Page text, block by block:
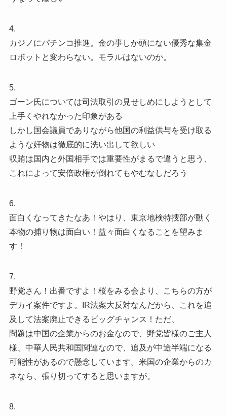
4.
カジノにパチンコ推進。金の事しか頭にない優秀な集金
ロボットと変わらない。モラルはないのか。
5.
ゴーン氏については司法取引の見せしめにしようとして
上手くやれなかった印象がある
しかし国会議員でありながら他国の利益供与を受け取る
ような奸物は徹底的に洗い出して欲しい
収賄は国内と外国相手では重要性がまるで違うと思う、
これによって安倍政権が倒れてもやむなしだろう
6.
面白くなってきたなあ！やはり、東京地検特捜部が動く
本物の捕り物は面白い！益々面白くなることを望みま
す！
7.
野党さん！出番ですよ！桜をみる会より、こちらの方が
デカイ案件ですよ。IR法案大反対なんだから、これを追
及して法案廃止できるビッグチャンス！ただ、
問題は中国の企業からのお金なので、野党皆様のご主人
様、中華人民共和国関連なので、追及が中途半端になる
可能性があるので懸念しています。米国の企業からのカ
ネなら、張り切ってすると思いますが。
8.